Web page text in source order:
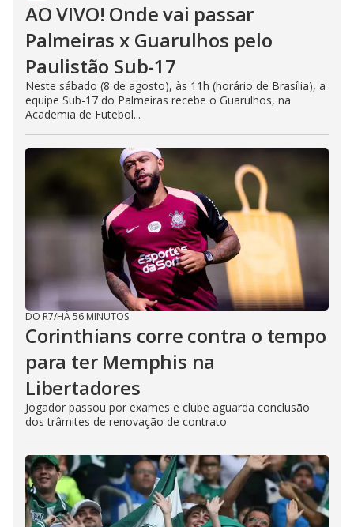
AO VIVO! Onde vai passar
Palmeiras x Guarulhos pelo
Paulistão Sub-17
Neste sábado (8 de agosto), às 11h (horário de Brasília), a
equipe Sub-17 do Palmeiras recebe o Guarulhos, na
Academia de Futebol...
DO R7/HÁ 56 MINUTOS
Corinthians corre contra o tempo
para ter Memphis na
Libertadores
Jogador passou por exames e clube aguarda conclusão
dos trâmites de renovação de contrato